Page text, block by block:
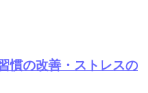
慣の改善・ストレスの